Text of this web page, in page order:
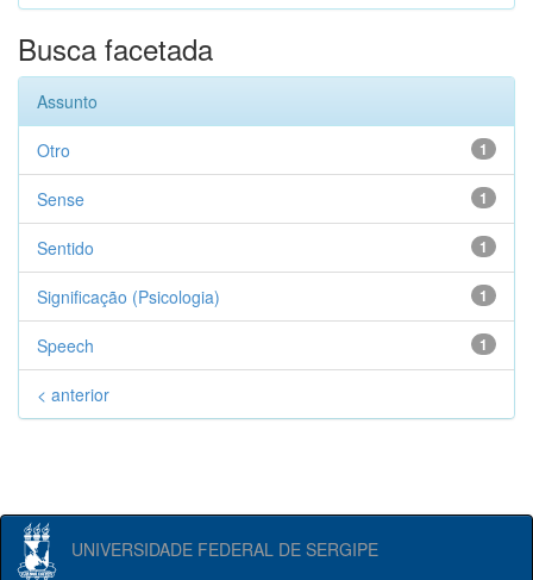
Busca facetada
Assunto
1
Otro
1
Sense
1
Sentido
1
Significação (Psicologia)
1
Speech
< anterior
UNIVERSIDADE FEDERAL DE SERGIPE